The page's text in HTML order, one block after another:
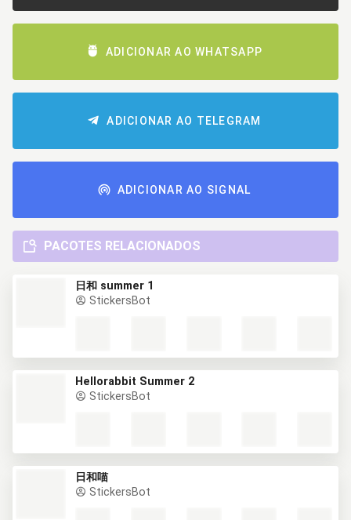
ADICIONAR AO WHATSAPP
ADICIONAR AO TELEGRAM
ADICIONAR AO SIGNAL
PACOTES RELACIONADOS
日和 summer 1
StickersBot
Hellorabbit Summer 2
StickersBot
日和喵
StickersBot